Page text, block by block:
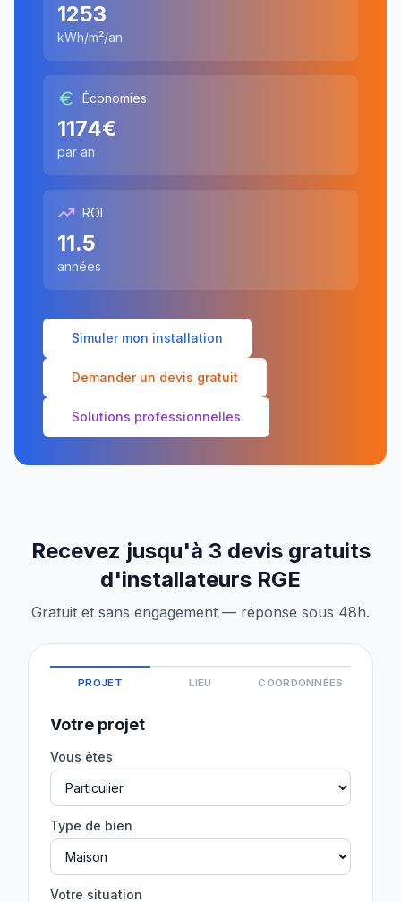
1253
kWh/m²/an
Économies
1174€
par an
ROI
11.5
années
Simuler mon installation
Demander un devis gratuit
Solutions professionnelles
Recevez jusqu'à 3 devis gratuits
d'installateurs RGE
Gratuit et sans engagement — réponse sous 48h.
PROJET LIEU COORDONNÉES
Votre projet
Vous êtes
Type de bien
Votre situation